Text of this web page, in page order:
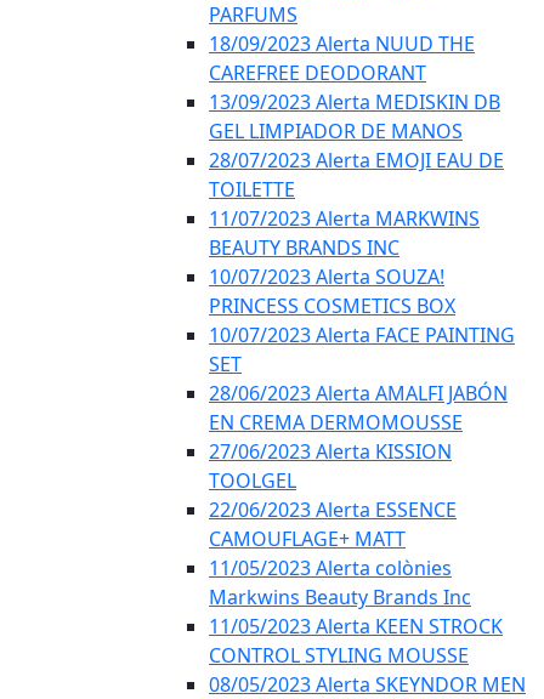
PARFUMS
18/09/2023 Alerta NUUD THE
CAREFREE DEODORANT
13/09/2023 Alerta MEDISKIN DB
GEL LIMPIADOR DE MANOS
28/07/2023 Alerta EMOJI EAU DE
TOILETTE
11/07/2023 Alerta MARKWINS
BEAUTY BRANDS INC
10/07/2023 Alerta SOUZA!
PRINCESS COSMETICS BOX
10/07/2023 Alerta FACE PAINTING
SET
28/06/2023 Alerta AMALFI JABÓN
EN CREMA DERMOMOUSSE
27/06/2023 Alerta KISSION
TOOLGEL
22/06/2023 Alerta ESSENCE
CAMOUFLAGE+ MATT
11/05/2023 Alerta colònies
Markwins Beauty Brands Inc
11/05/2023 Alerta KEEN STROCK
CONTROL STYLING MOUSSE
08/05/2023 Alerta SKEYNDOR MEN